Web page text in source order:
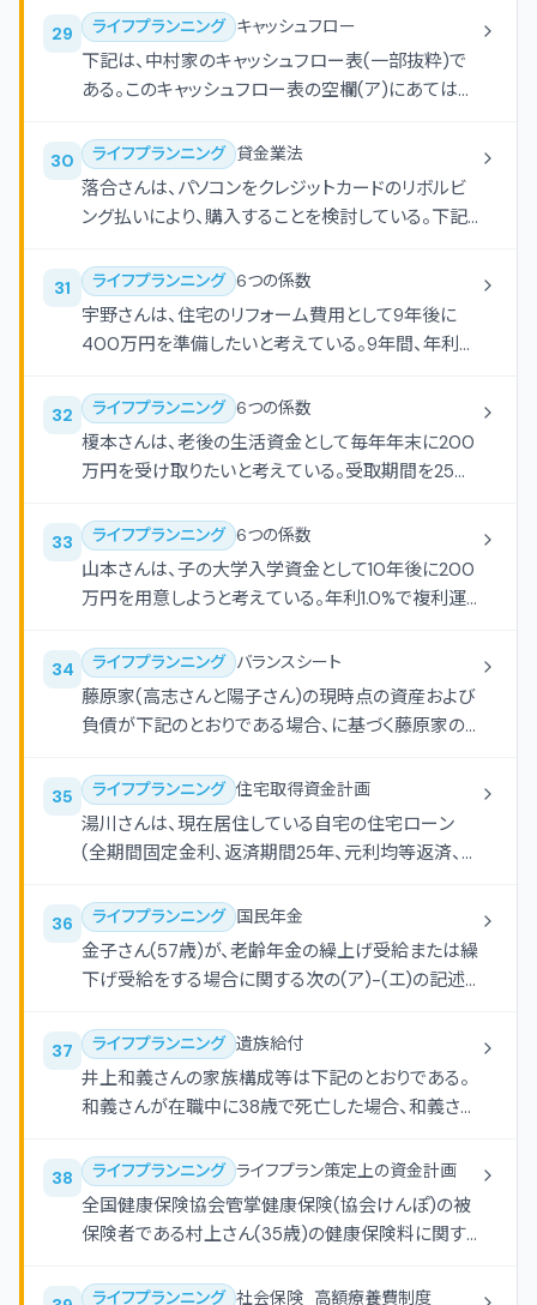
の判断や助言を行った。 (エ)税理士の登録を受けて
いないFPが、公民館主催の相談会に訪れた相談者
に対し、無償で仮定の事例に基づく相続税額を計算
する手順の説明を行った。
ャッシュフロー表中に記載の整数を使用すること。ま
た、計算過程においては端数処理をせず計算し、計
算結果については万円未満を四捨五入すること。 万
29 ライフプランニング キャッシュフロー
下記は、中村家のキャッシュフロー表(一部抜粋)で
ある。このキャッシュフロー表の空欄(ア)にあてはま
ャッシュフロー表中に記載の整数を使用すること。ま
た、計算過程においては端数処理をせず計算し、計
算結果については万円未満を四捨五入すること。 万
30 ライフプランニング 貸金業法
落合さんは、パソコンをクレジットカードのリボルビ
ング払いにより、購入することを検討している。下記
万円の支払いにクレジットカードを利用し、リボルビ
ング払いにより返済した場合の下表の空欄(ア)、(イ)
にあてはまる数値の組み合わせとして、正しいもの
算し、円未満の端数は切り捨てること。
31 ライフプランニング 6つの係数
宇野さんは、住宅のリフォーム費用として9年後に
400万円を準備したいと考えている。9年間、年利
ばよいか、下記の係数早見表を乗算で使用し、計算
しなさい。なお、税金は一切考慮しないものとし、解
答に当たっては、解答欄に記載されている単位に従
32 ライフプランニング 6つの係数
榎本さんは、老後の生活資金として毎年年末に200
万円を受け取りたいと考えている。受取期間を25年
年の初めにいくらの資金があればよいか、下記の係
数早見表を乗算で使用し、計算しなさい。なお、税金
は一切考慮しないものとし、解答に当たっては、解答
33 ライフプランニング 6つの係数
山本さんは、子の大学入学資金として10年後に200
万円を用意しようと考えている。年利1.0%で複利運
年いくらずつ積み立てればよいか、下記の係数早見
表を乗算で使用し、計算しなさい。なお、税金は一切
考慮しないものとし、解答に当たっては、解答欄に記
34 ライフプランニング バランスシート
藤原家(高志さんと陽子さん)の現時点の資産および
負債が下記のとおりである場合、に基づく藤原家の
しなさい。なお、記載のない事項については一切考
慮しないものとする。
35 ライフプランニング 住宅取得資金計画
湯川さんは、現在居住している自宅の住宅ローン
(全期間固定金利、返済期間25年、元利均等返済、ボ
さんが住宅ローンを120回返済後に、80万円以内で
期間短縮型の繰上げ返済をする場合、この繰上げ返
済により短縮される返済期間として、正しいものはど
げ返済額は80万円を超えない範囲での最大額とす
ること。また、繰上げ返済に伴う手数料等は考慮し
ないものとする。
36 ライフプランニング 国民年金
金子さん(57歳)が、老齢年金の繰上げ受給または繰
下げ受給をする場合に関する次の(ア)-(エ)の記述
しなさい。なお、老齢基礎年金等の年金の受給要件
は満たしているものとする。 (ア)国民年金に任意加
入する場合、任意加入中に老齢基礎年金の繰上げ
厚生年金の繰上げ請求は、異なる時期に別々に行う
ことはできない。 (ウ)加給年金額が加算される老齢
厚生年金の繰下げ申出をした場合、加給年金額につ
いては、繰下げ支給による増額の対象とならない。
して、繰上げ請求の取消しをすることはできない。
37 ライフプランニング 遺族給付
井上和義さんの家族構成等は下記のとおりである。
和義さんが在職中に38歳で死亡した場合、和義さん
できる遺族給付の組み合わせとして、最も適切なも
のはどれか。なお、和義さんは、大学卒業後の22歳
から死亡時まで継続して厚生年金保険の被保険者
者はなく、記載以外の遺族給付の受給要件はすべて
38 ライフプランニング ライフプラン策定上の資金計画
全国健康保険協会管掌健康保険(協会けんぽ)の被
保険者である村上さん(35歳)の健康保険料に関す
康保険料等に関する次の記述のうち、最も適切なも
ライフプランニング 社会保険_高額療養費制度